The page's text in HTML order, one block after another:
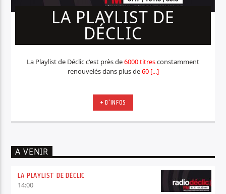
LA PLAYLIST DE
DÉCLIC
La Playlist de Déclic c'est près de6000 titresconstamment
renouvelés dans plus de60 [...]
+ D'INFOS
A VENIR
LA PLAYLIST DE DÉCLIC
14:00